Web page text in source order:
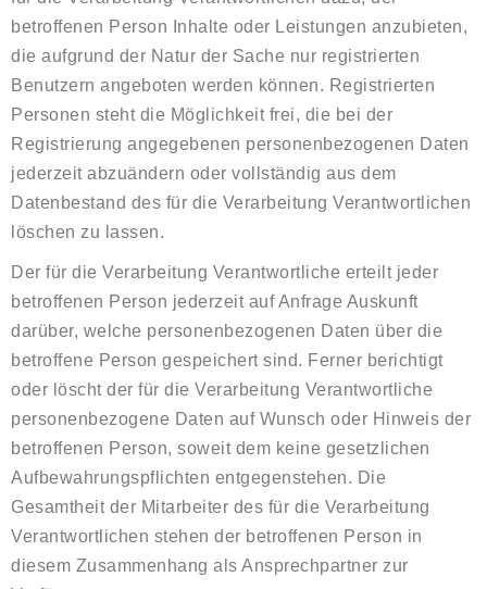
betroffenen Person Inhalte oder Leistungen anzubieten,
die aufgrund der Natur der Sache nur registrierten
Benutzern angeboten werden können. Registrierten
Personen steht die Möglichkeit frei, die bei der
Registrierung angegebenen personenbezogenen Daten
jederzeit abzuändern oder vollständig aus dem
Datenbestand des für die Verarbeitung Verantwortlichen
löschen zu lassen.
Der für die Verarbeitung Verantwortliche erteilt jeder
betroffenen Person jederzeit auf Anfrage Auskunft
darüber, welche personenbezogenen Daten über die
betroffene Person gespeichert sind. Ferner berichtigt
oder löscht der für die Verarbeitung Verantwortliche
personenbezogene Daten auf Wunsch oder Hinweis der
betroffenen Person, soweit dem keine gesetzlichen
Aufbewahrungspflichten entgegenstehen. Die
Gesamtheit der Mitarbeiter des für die Verarbeitung
Verantwortlichen stehen der betroffenen Person in
diesem Zusammenhang als Ansprechpartner zur